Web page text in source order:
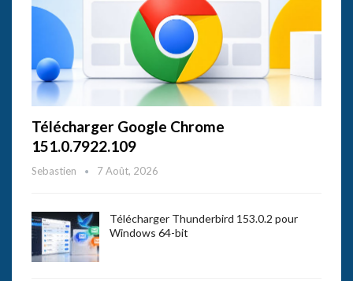
Télécharger Google Chrome
151.0.7922.109
Sebastien 7 Août, 2026
Télécharger Thunderbird 153.0.2 pour
Windows 64-bit